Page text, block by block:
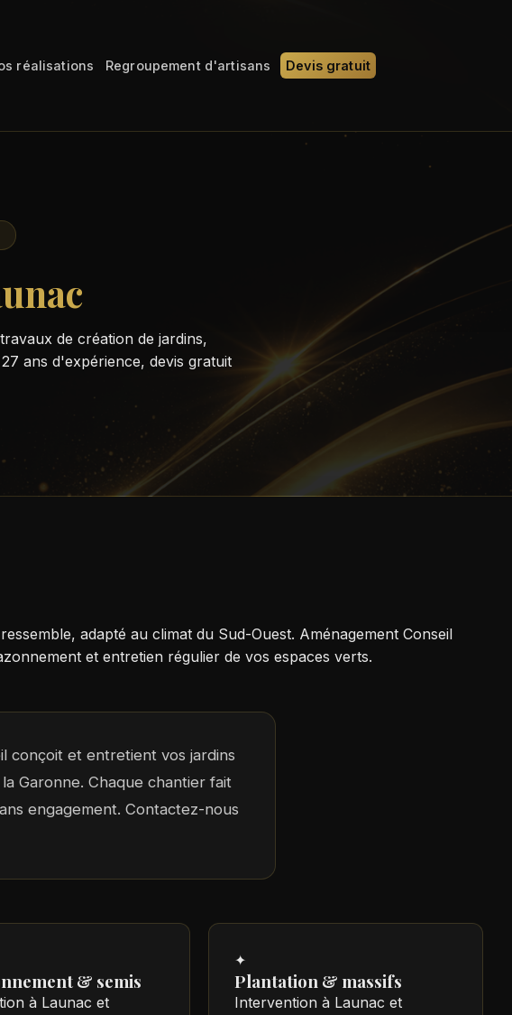
réalisations Regroupement d'artisans Devis gratuit
de création de jardins,
ans d'expérience, devis gratuit
adapté au climat du Sud-Ouest. Aménagement Conseil
et entretien régulier de vos espaces verts.
conçoit et entretient vos jardins
Garonne. Chaque chantier fait
engagement. Contactez-nous
& semis
à Launac et
✦
Plantation & massifs
Intervention à Launac et